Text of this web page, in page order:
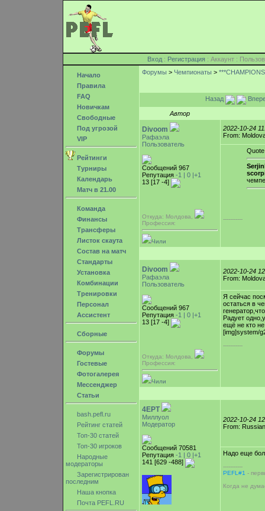
Вход: Регистрация : Аккаунт :
Начало
Правила
FAQ
Новичкам
Свободные
Под угрозой
VIP
Рейтинги
Турниры
Календарь
Матч в 21.00
Команда
Финансы
Трансферы
Листок скаута
Состав на матч
Стандарты
Установка
Комбинации
Тренировки
Персонал
Ассистент
Сборные
Форумы
Гостевые
Фотогалерея
Мессенджер
Статьи
bash.pefl.ru
Рейтинг статей
Топ-30 статей
Топ-30 игроков
Народные
модераторы
Зарегистрирован
последним
Наша кнопка
Почта PEFL.RU
Форумы > Чемпионаты >
Назад
Автор
Divoom
Рафаэла
Пользователь
Сообщений 967
Репутация -1 | 0 |+1
13 [17 -4]
Откуда: Молдова,
Профессия:
Чили
2022-10-24
From:
Quote
-----------
Divoom
Рафаэла
Пользователь
Сообщений 967
Репутация -1 | 0 |+1
13 [17 -4]
Откуда: Молдова,
Профессия:
Чили
2022-10-24
From:
Я сейчас
остаться в
Радует
ещё не кто
[img]system/
-----------
4EPT
Миллуол
Модератор
Сообщений 70581
Репутация -1 | 0 |+1
141 [629 -488]
2022-10-24
From:
Надо еще
-----------
PEFL#1 -
Когда не